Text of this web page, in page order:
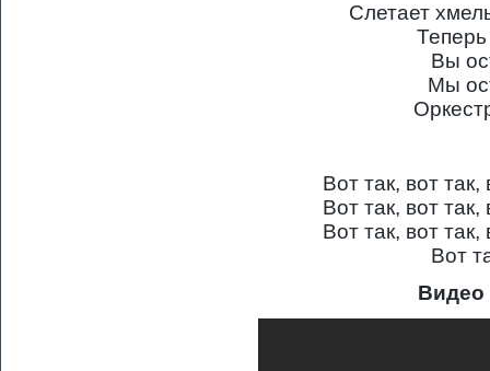
Слетает
Вы
Мы
Вот так, вот так,
Вот так, вот так,
Вот так, вот так,
Вот
Видео